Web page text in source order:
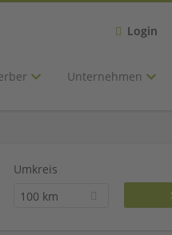
Login
Unternehmen
Umkreis
100 km